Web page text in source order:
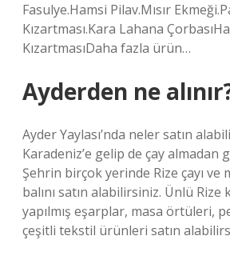
Fasulye.Hamsi Pilav.Mısır
Kızartması.Kara Lahana
KızartmasıDaha fazla ürün…
Ayderden ne
Ayder Yaylası’nda neler satın
Karadeniz’e gelip de çay almadan
Şehrin birçok yerinde Rize çayı ve
balını satın alabilirsiniz. Ünlü Rize
yapılmış eşarplar, masa örtüleri,
çeşitli tekstil ürünleri satın